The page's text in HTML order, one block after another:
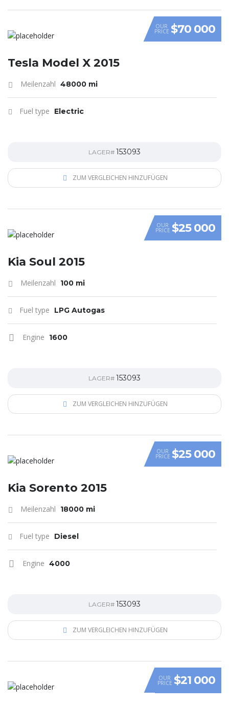
OUR
PRICE $70 000
Tesla Model X 2015
Meilenzahl 48000 mi
Fuel type Electric
LAGER# 153093
ZUM VERGLEICHEN HINZUFÜGEN
VIDEO
OUR
PRICE $25 000
Kia Soul 2015
Meilenzahl 100 mi
Fuel type LPG Autogas
Engine 1600
LAGER# 153093
ZUM VERGLEICHEN HINZUFÜGEN
OUR
PRICE $25 000
Kia Sorento 2015
Meilenzahl 18000 mi
Fuel type Diesel
Engine 4000
LAGER# 153093
ZUM VERGLEICHEN HINZUFÜGEN
OUR
PRICE $21 000